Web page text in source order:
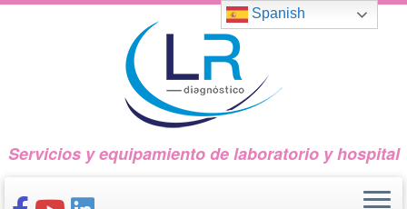
Saltar
Servicios y equipamiento de laboratorio y hospital
Spanish